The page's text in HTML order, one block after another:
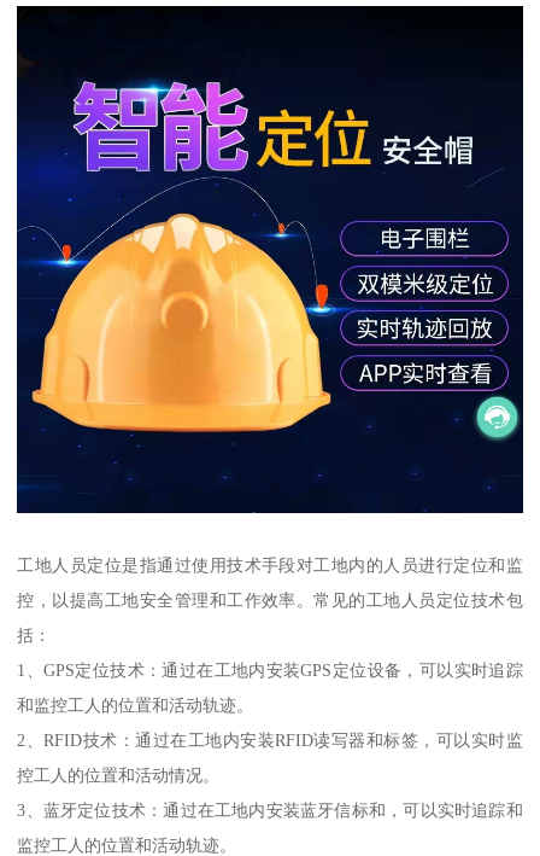
工地人员定位是指通过使用技术手段对工地内的人员进行定位和监
控，以提高工地安全管理和工作效率。常见的工地人员定位技术包
括：
1、GPS定位技术：通过在工地内安装GPS定位设备，可以实时追踪
和监控工人的位置和活动轨迹。
2、RFID技术：通过在工地内安装RFID读写器和标签，可以实时监
控工人的位置和活动情况。
3、蓝牙定位技术：通过在工地内安装蓝牙信标和，可以实时追踪和
监控工人的位置和活动轨迹。